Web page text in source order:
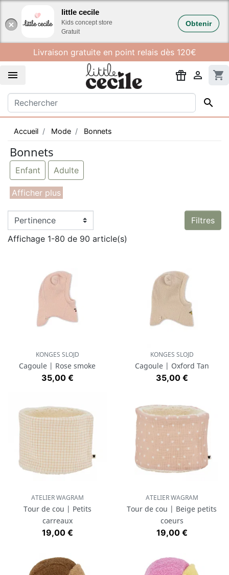
little cecile
Kids concept store
Gratuit
Obtenir
Livraison gratuite en point relais dès 120€
  shopping_cart

Accueil Mode Bonnets
Bonnets
Enfant Adulte
Filtres
Affichage 1-80 de 90 article(s)
KONGES SLOJD
Cagoule | Rose smoke
Prix
35,00 €
KONGES SLOJD
Cagoule | Oxford Tan
Prix
35,00 €
ATELIER WAGRAM
Tour de cou | Petits
carreaux
Prix
19,00 €
ATELIER WAGRAM
Tour de cou | Beige petits
coeurs
Prix
19,00 €